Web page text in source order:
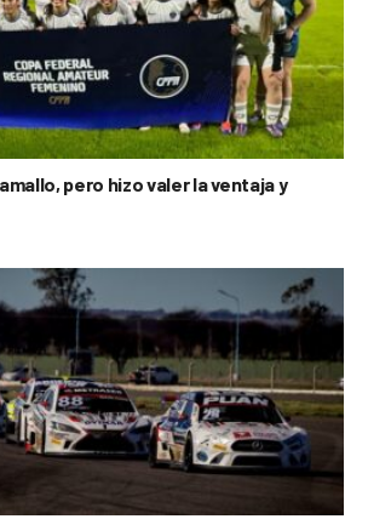
pero hizo valer la ventaja y